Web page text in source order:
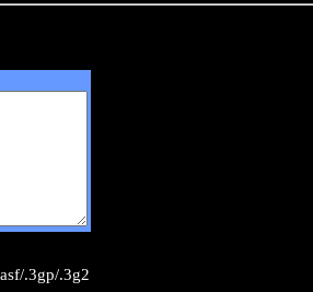
.3gp/.3g2